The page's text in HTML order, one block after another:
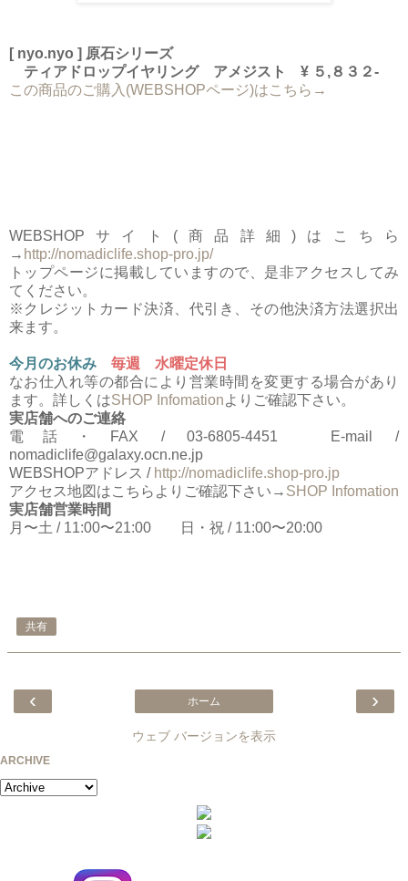
[ nyo.nyo ] 原石シリーズ
ティアドロップイヤリング アメジスト ¥ ５,８３２-
この商品のご購入(WEBSHOPページ)はこちら→
WEBSHOPサイト(商品詳細)はこちら
→ http://nomadiclife.shop-pro.jp/
トップページに掲載していますので、是非アクセスしてみ
てください。
※クレジットカード決済、代引き、その他決済方法選択出
来ます。
今月のお休み
毎週 水曜定休日
なお仕入れ等の都合により営業時間を変更する場合があり
ます。詳しくはSHOP Infomationよりご確認下さい。
実店舗へのご連絡
電話・FAX / 03-6805-4451 E-mail /
nomadiclife@galaxy.ocn.ne.jp
WEBSHOPアドレス / http://nomadiclife.shop-pro.jp
アクセス地図はこちらよりご確認下さい→ SHOP Infomation
実店舗営業時間
月〜土 / 11:00〜21:00 日・祝 / 11:00〜20:00
共有
‹ ›
ホーム
ウェブ バージョンを表示
ARCHIVE